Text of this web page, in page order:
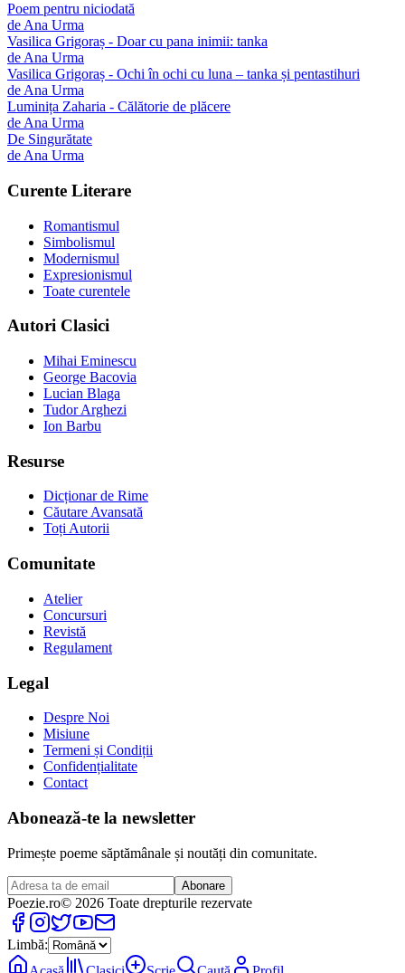
Poem pentru niciodată
de Ana Urma
Vasilica Grigoraș - Doar cu pana inimii: tanka
de Ana Urma
Vasilica Grigoraș - Ochi în ochi cu luna – tanka și pentastihuri
de Ana Urma
Luminița Zaharia - Călătorie de plăcere
de Ana Urma
De Singurătate
de Ana Urma
Curente Literare
Romantismul
Simbolismul
Modernismul
Expresionismul
Toate curentele
Autori Clasici
Mihai Eminescu
George Bacovia
Lucian Blaga
Tudor Arghezi
Ion Barbu
Resurse
Dicționar de Rime
Căutare Avansată
Toți Autorii
Comunitate
Atelier
Concursuri
Revistă
Regulament
Legal
Despre Noi
Misiune
Termeni și Condiții
Confidențialitate
Contact
Abonează-te la newsletter
Primește poeme săptămânale și noutăți din comunitate.
Abonare
Poezie.ro© 2026 Toate drepturile rezervate
Limbă: